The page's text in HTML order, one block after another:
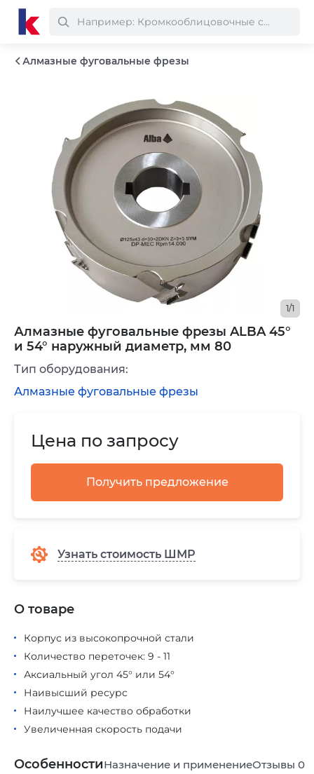
Алмазные фуговальные фрезы
Алмазные фуговальные фрезы ALBA 45°
и 54° наружный диаметр, мм 80
1/1
Цена по запросу
Получить предложение
Узнать стоимость ШМР
Тип оборудования:
Алмазные фуговальные фрезы
Корпус из высокопрочной стали
Количество переточек: 9 - 11
Аксиальный угол 45° или 54°
Наивысший ресурс
Наилучшее качество обработки
Увеличенная скорость подачи
О товаре
ОсобенностиНазначение и применениеОтзывы 0